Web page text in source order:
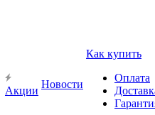
Акции
Новости
Как купить
Оплата